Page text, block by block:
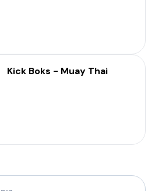
Kick Boks - Muay Thai